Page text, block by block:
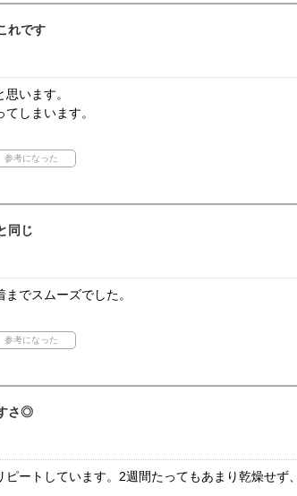
れです
います。
しまいます。
同じ
でスムーズでした。
さ◎
ピートしています。2週間たってもあまり乾燥せず